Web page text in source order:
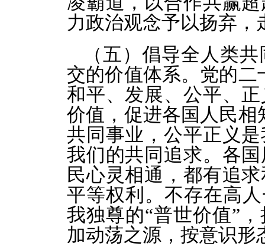
力政治观念予以扬弃
（五）倡导全人类
交的价值体系。党的二
和平、发展、公平、
价值，促进各国人民相
共同事业，公平正义
我们的共同追求。各
民心灵相通，都有追
平等权利。不存在高
我独尊的“普世价值”
加动荡之源，按意识